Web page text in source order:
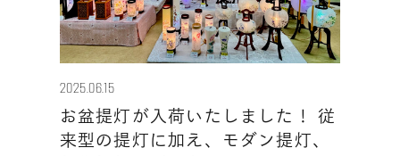
2025.06.15
お盆提灯が入荷いたしました！ 従
来型の提灯に加え、モダン提灯、